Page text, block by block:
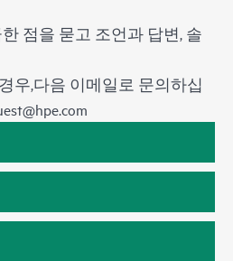
점을 묻고 조언과 답변, 솔
우,다음 이메일로 문의하십